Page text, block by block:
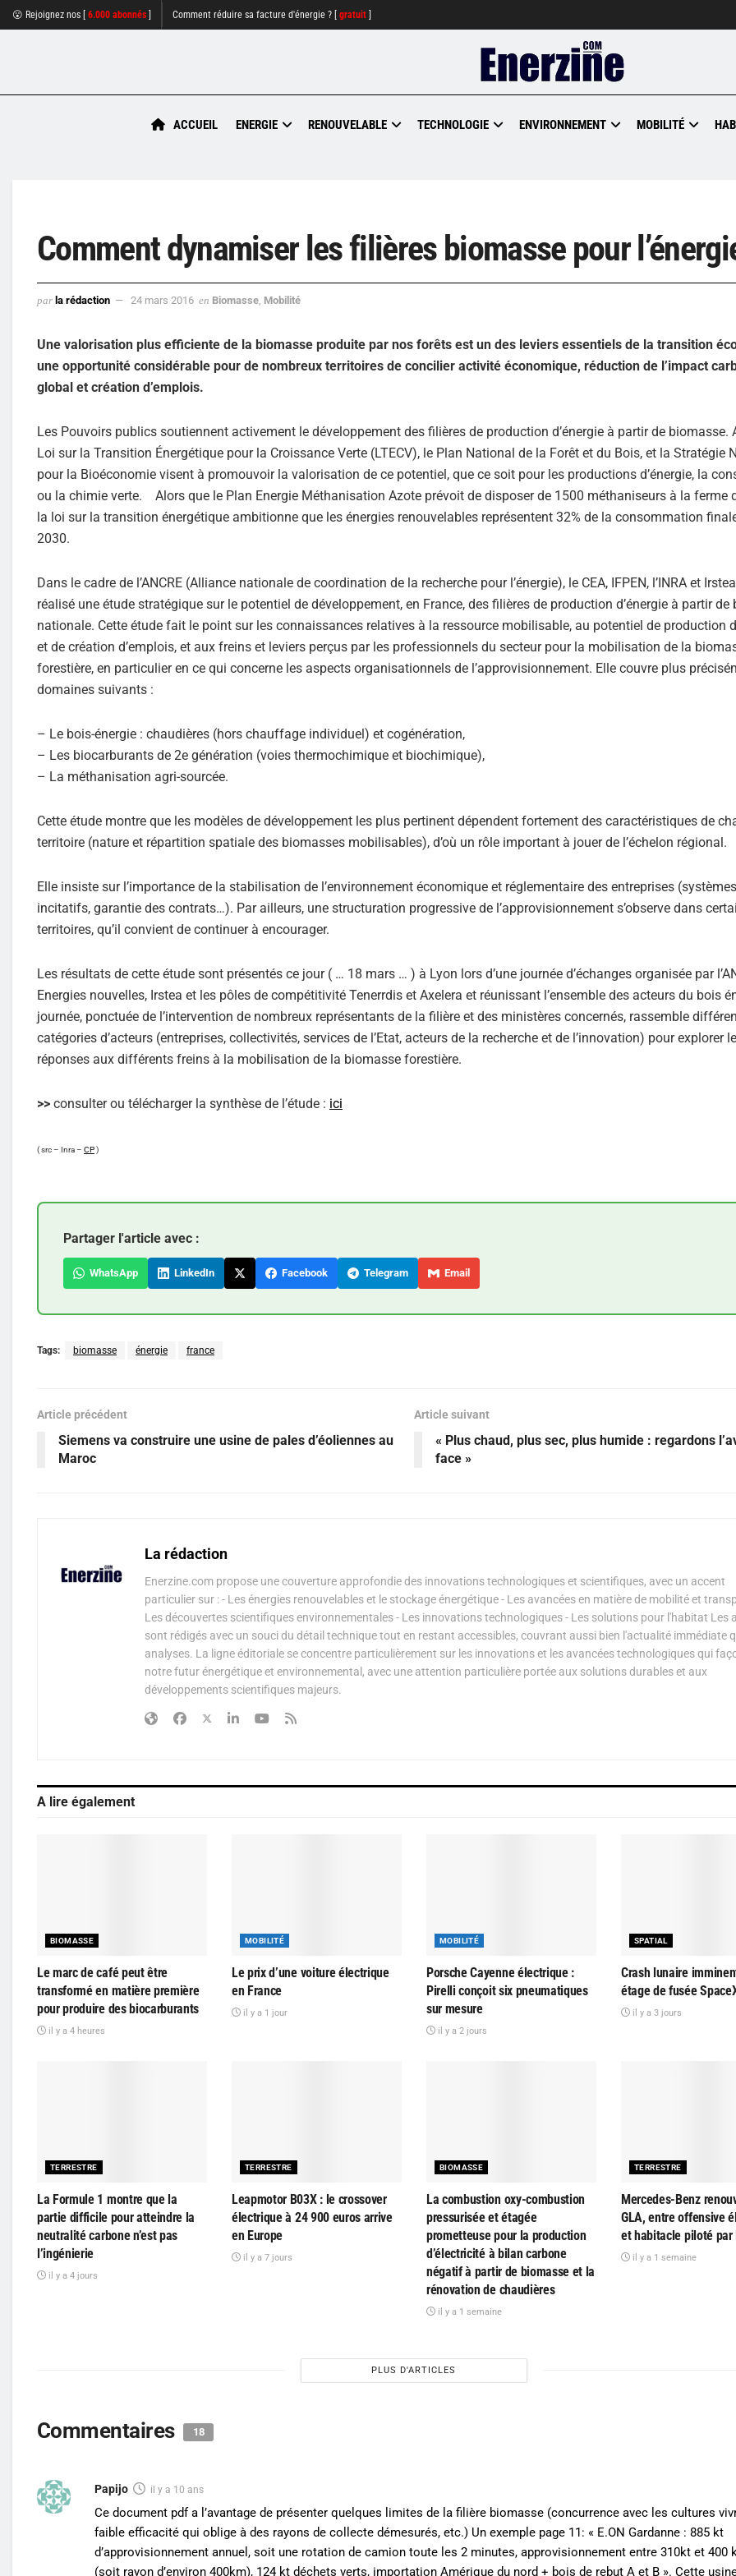
😮 Rejoignez nos [ 6.000 abonnés Comment réduire sa facture d'énergie ? [ gratuit
ACCUEIL ENERGIE RENOUVELABLE TECHNOLOGIE ENVIRONNEMENT MOBILITÉ
Comment dynamiser les filières biomasse pour
par la rédaction 24 mars 2016 en Biomasse Mobilité
Une valorisation plus efficiente de la biomasse produite par nos forêts est un des leviers essentiels de la transition
une opportunité considérable pour de nombreux territoires de concilier activité économique, réduction de l’impact
global et création d’emplois.
Les Pouvoirs publics soutiennent activement le développement des filières de production d’énergie à partir de biomasse.
Loi sur la Transition Énergétique pour la Croissance Verte (LTECV), le Plan National de la Forêt et du Bois, et la Stratégie
pour la Bioéconomie visent à promouvoir la valorisation de ce potentiel, que ce soit pour les productions d’énergie, la
ou la chimie verte. Alors que le Plan Energie Méthanisation Azote prévoit de disposer de 1500 méthaniseurs à la ferme
la loi sur la transition énergétique ambitionne que les énergies renouvelables représentent 32% de la consommation
2030.
Dans le cadre de l’ANCRE (Alliance nationale de coordination de la recherche pour l’énergie), le CEA, IFPEN, l’INRA et
réalisé une étude stratégique sur le potentiel de développement, en France, des filières de production d’énergie à partir de
nationale. Cette étude fait le point sur les connaissances relatives à la ressource mobilisable, au potentiel de production
et de création d’emplois, et aux freins et leviers perçus par les professionnels du secteur pour la mobilisation de la
forestière, en particulier en ce qui concerne les aspects organisationnels de l’approvisionnement. Elle couvre plus
domaines suivants :
– Le bois-énergie : chaudières (hors chauffage individuel) et cogénération,
– Les biocarburants de 2e génération (voies thermochimique et biochimique),
– La méthanisation agri-sourcée.
Cette étude montre que les modèles de développement les plus pertinent dépendent fortement des caractéristiques de
territoire (nature et répartition spatiale des biomasses mobilisables), d’où un rôle important à jouer de l’échelon régional.
Elle insiste sur l’importance de la stabilisation de l’environnement économique et réglementaire des entreprises (systèmes
incitatifs, garantie des contrats…). Par ailleurs, une structuration progressive de l’approvisionnement s’observe dans
territoires, qu’il convient de continuer à encourager.
Les résultats de cette étude sont présentés ce jour ( … 18 mars … ) à Lyon lors d’une journée d’échanges organisée par
Energies nouvelles, Irstea et les pôles de compétitivité Tenerrdis et Axelera et réunissant l’ensemble des acteurs du bois
journée, ponctuée de l’intervention de nombreux représentants de la filière et des ministères concernés, rassemble
catégories d’acteurs (entreprises, collectivités, services de l’Etat, acteurs de la recherche et de l’innovation) pour explorer
réponses aux différents freins à la mobilisation de la biomasse forestière.
>> consulter ou télécharger la synthèse de l’étude : ici
( src – Inra – CP)
Partager l'article avec :
WhatsApp LinkedIn Facebook Telegram Email
Tags: biomasse énergie france
Article précédent
Siemens va construire une usine de pales d’éoliennes au
Maroc
Article suivant
« Plus chaud, plus sec, plus humide : regardons
face »
La rédaction
Enerzine.com propose une couverture approfondie des innovations technologiques et scientifiques, avec un accent
particulier sur : - Les énergies renouvelables et le stockage énergétique - Les avancées en matière de mobilité et
Les découvertes scientifiques environnementales - Les innovations technologiques - Les solutions pour l'habitat Les
sont rédigés avec un souci du détail technique tout en restant accessibles, couvrant aussi bien l'actualité immédiate
analyses. La ligne éditoriale se concentre particulièrement sur les innovations et les avancées technologiques qui
notre futur énergétique et environnemental, avec une attention particulière portée aux solutions durables et aux
développements scientifiques majeurs.
A lire également
BIOMASSE
Le marc de café peut être
transformé en matière première
pour produire des biocarburants
il y a 4 heures
MOBILITÉ
Le prix d’une voiture électrique
en France
il y a 1 jour
MOBILITÉ
Porsche Cayenne électrique :
Pirelli conçoit six pneumatiques
sur mesure
il y a 2 jours
SPATIAL
Crash lunaire
étage de fusée
il y a 3 jours
TERRESTRE
La Formule 1 montre que la
partie difficile pour atteindre la
neutralité carbone n’est pas
l’ingénierie
il y a 4 jours
TERRESTRE
Leapmotor B03X : le crossover
électrique à 24 900 euros arrive
en Europe
il y a 7 jours
BIOMASSE
La combustion oxy-combustion
pressurisée et étagée
prometteuse pour la production
d’électricité à bilan carbone
négatif à partir de biomasse et la
rénovation de chaudières
il y a 1 semaine
TERRESTRE
Mercedes-Benz
GLA, entre offensive
et habitacle piloté par
il y a 1 semaine
PLUS D'ARTICLES
Commentaires 18
Papijo il y a 10 ans
Ce document pdf a l’avantage de présenter quelques limites de la filière biomasse (concurrence avec les cultures
faible efficacité qui oblige à des rayons de collecte démesurés, etc.) Un exemple page 11: « E.ON Gardanne : 885 kt
d’approvisionnement annuel, soit une rotation de camion toute les 2 minutes, approvisionnement entre 310kt et 400
(soit rayon d’environ 400km), 124 kt déchets verts, importation Amérique du nord + bois de rebut A et B ». Cette